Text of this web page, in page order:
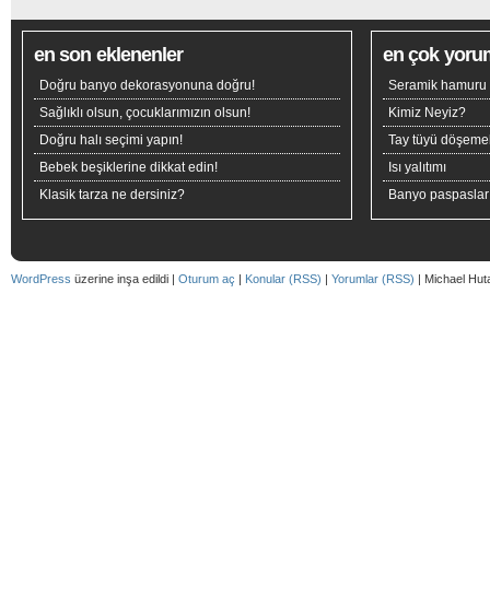
en son eklenenler
Doğru banyo dekorasyonuna doğru!
Sağlıklı olsun, çocuklarımızın olsun!
Doğru halı seçimi yapın!
Bebek beşiklerine dikkat edin!
Klasik tarza ne dersiniz?
en çok
Seramik hamuru
Kimiz Neyiz?
Tay tüyü
Isı yalıtımı
Banyo
WordPress üzerine inşa edildi | Oturum aç | Konular (RSS) | Yorumlar (RSS) | Michael